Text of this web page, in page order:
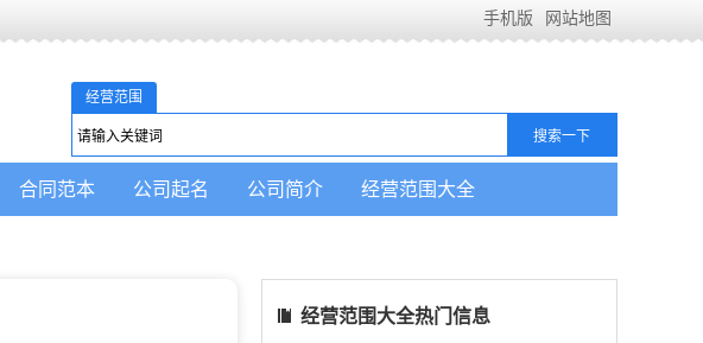
手机版 网站地图
经营范围
合同范本 公司起名 公司简介 经营范围大全
经营范围大全热门信息